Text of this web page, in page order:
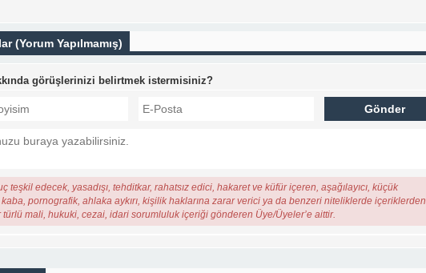
(Yorum Yapılmamış)
görüşlerinizi belirtmek istermisiniz?
teşkil edecek, yasadışı, tehditkar, rahatsız edici, hakaret ve küfür içeren, aşağılayıcı, küçük
pornografik, ahlaka aykırı, kişilik haklarına zarar verici ya da benzeri niteliklerde içeriklerden
türlü mali, hukuki, cezai, idari sorumluluk içeriği gönderen Üye/Üyeler’e aittir.